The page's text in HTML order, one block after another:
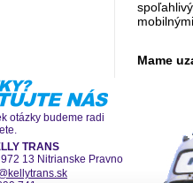
Mame
otázky budeme radi
TRANS
13 Nitrianske Pravno